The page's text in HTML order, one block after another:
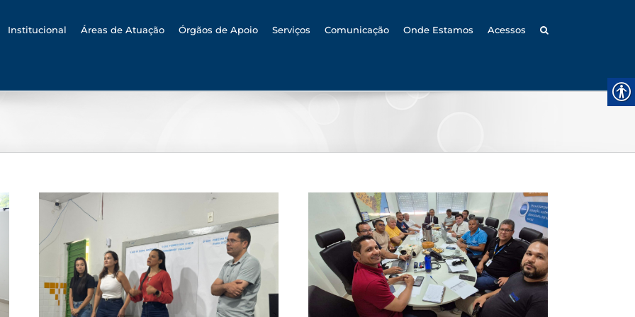
Institucional Áreas de Atuação Órgãos de Apoio Serviços Comunicação Onde Estamos Acessos
MPAL reúne instituições parceiras e
comunidade e discute medidas para
fortalecimento dos projetos Expresso
Profissionalizante e Empoderamento
Digital em Arapiraca